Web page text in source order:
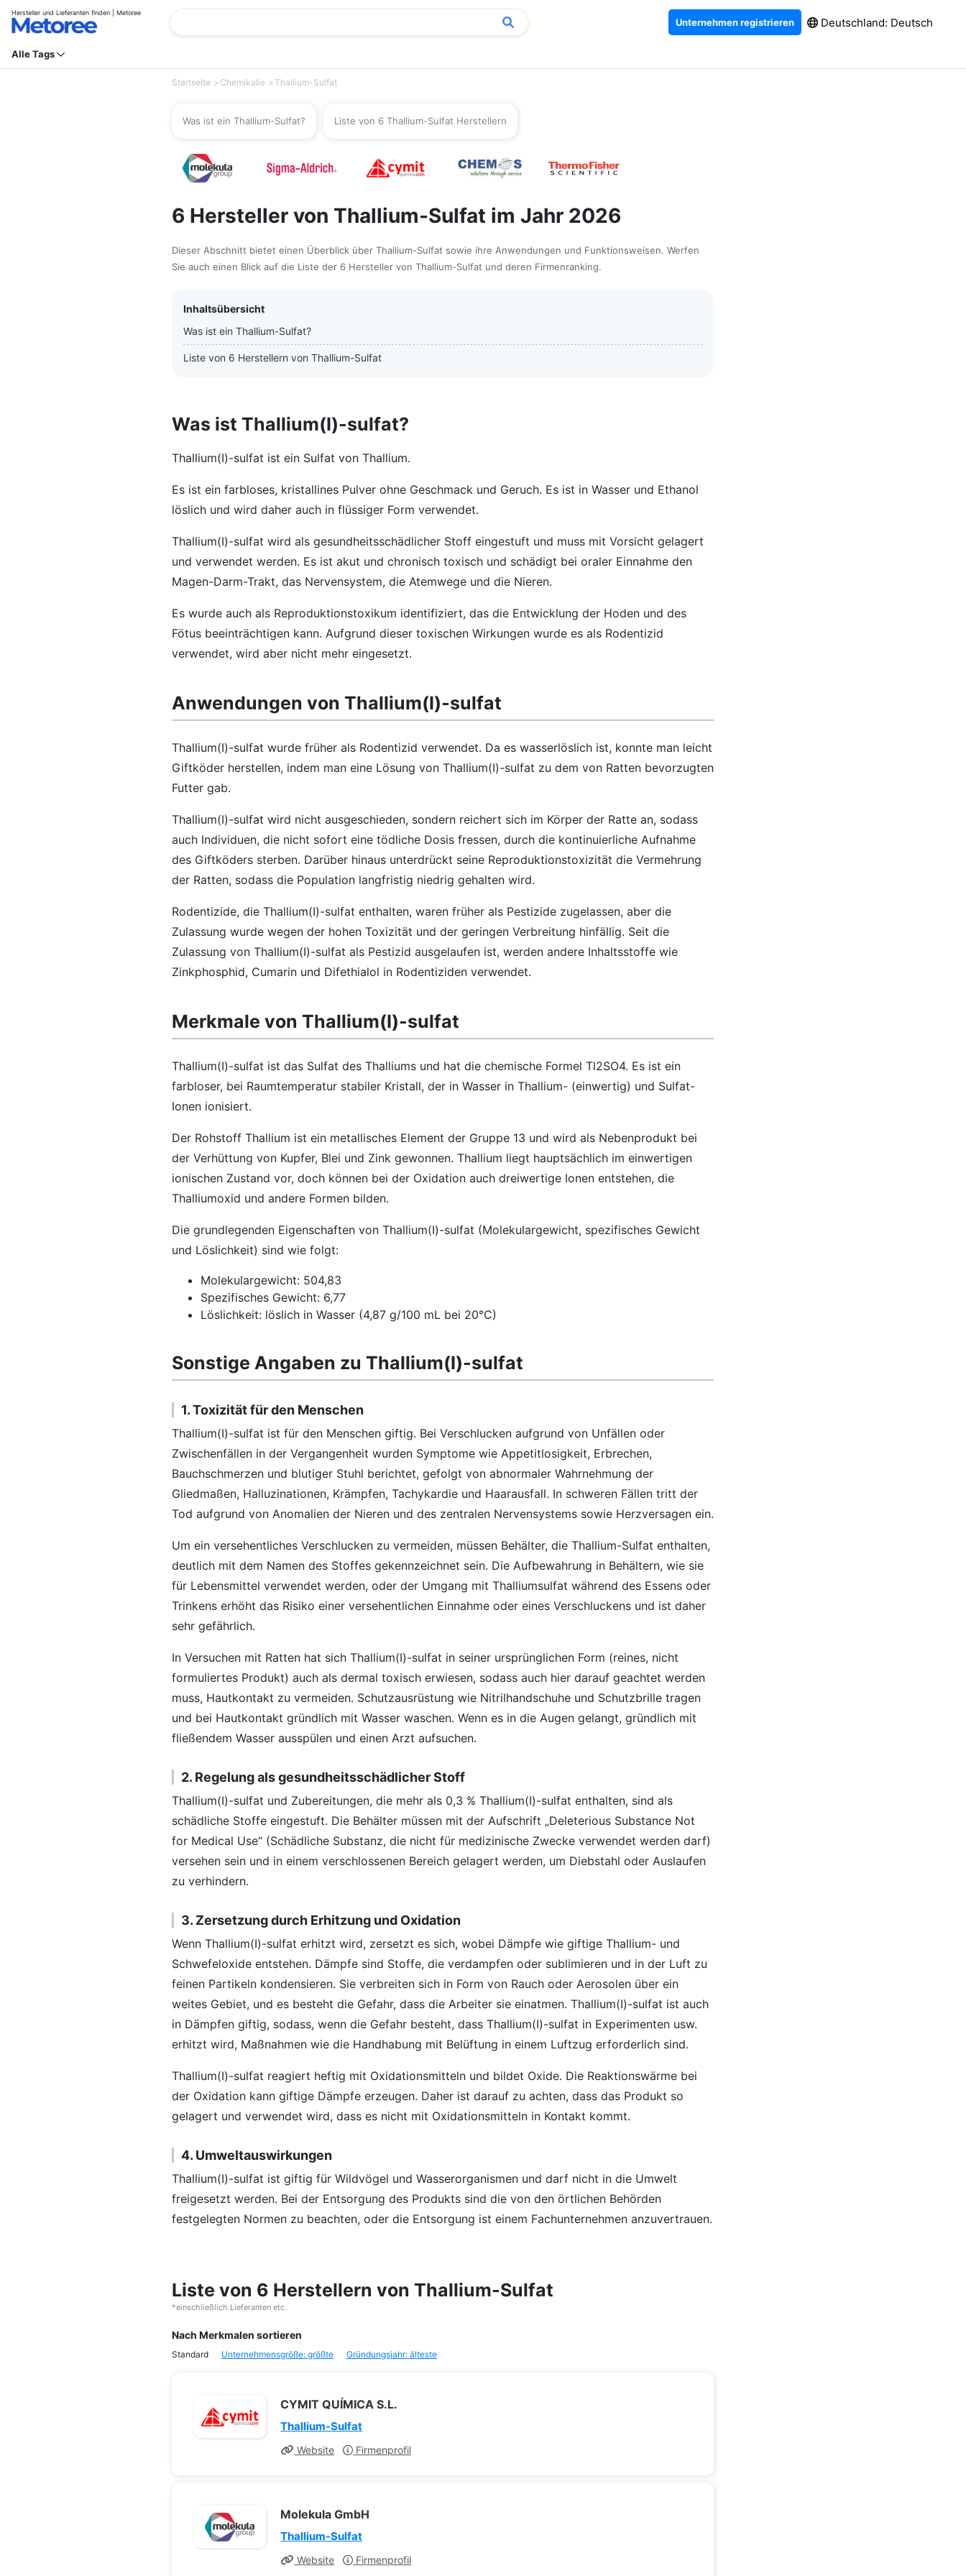
Hersteller und Lieferanten finden | Metoree
Unternehmen registrieren Deutschland: Deutsch
Alle Tags
Startseite Chemikalie Thallium-Sulfat
Was ist ein Thallium-Sulfat? Liste von 6 Thallium-Sulfat Herstellern
6 Hersteller von Thallium-Sulfat im Jahr 2026
Dieser Abschnitt bietet einen Überblick über Thallium-Sulfat sowie ihre Anwendungen und Funktionsweisen. Werfen
Sie auch einen Blick auf die Liste der 6 Hersteller von Thallium-Sulfat und deren Firmenranking.
Inhaltsübersicht
Was ist ein Thallium-Sulfat?
Liste von 6 Herstellern von Thallium-Sulfat
Was ist Thallium(I)-sulfat?
Thallium(I)-sulfat ist ein Sulfat von Thallium.
Es ist ein farbloses, kristallines Pulver ohne Geschmack und Geruch. Es ist in Wasser und Ethanol
löslich und wird daher auch in flüssiger Form verwendet.
Thallium(I)-sulfat wird als gesundheitsschädlicher Stoff eingestuft und muss mit Vorsicht gelagert
und verwendet werden. Es ist akut und chronisch toxisch und schädigt bei oraler Einnahme den
Magen-Darm-Trakt, das Nervensystem, die Atemwege und die Nieren.
Es wurde auch als Reproduktionstoxikum identifiziert, das die Entwicklung der Hoden und des
Fötus beeinträchtigen kann. Aufgrund dieser toxischen Wirkungen wurde es als Rodentizid
verwendet, wird aber nicht mehr eingesetzt.
Anwendungen von Thallium(I)-sulfat
Thallium(I)-sulfat wurde früher als Rodentizid verwendet. Da es wasserlöslich ist, konnte man leicht
Giftköder herstellen, indem man eine Lösung von Thallium(I)-sulfat zu dem von Ratten bevorzugten
Futter gab.
Thallium(I)-sulfat wird nicht ausgeschieden, sondern reichert sich im Körper der Ratte an, sodass
auch Individuen, die nicht sofort eine tödliche Dosis fressen, durch die kontinuierliche Aufnahme
des Giftköders sterben. Darüber hinaus unterdrückt seine Reproduktionstoxizität die Vermehrung
der Ratten, sodass die Population langfristig niedrig gehalten wird.
Rodentizide, die Thallium(I)-sulfat enthalten, waren früher als Pestizide zugelassen, aber die
Zulassung wurde wegen der hohen Toxizität und der geringen Verbreitung hinfällig. Seit die
Zulassung von Thallium(I)-sulfat als Pestizid ausgelaufen ist, werden andere Inhaltsstoffe wie
Zinkphosphid, Cumarin und Difethialol in Rodentiziden verwendet.
Merkmale von Thallium(I)-sulfat
Thallium(I)-sulfat ist das Sulfat des Thalliums und hat die chemische Formel Tl2SO4. Es ist ein
farbloser, bei Raumtemperatur stabiler Kristall, der in Wasser in Thallium- (einwertig) und Sulfat-
Ionen ionisiert.
Der Rohstoff Thallium ist ein metallisches Element der Gruppe 13 und wird als Nebenprodukt bei
der Verhüttung von Kupfer, Blei und Zink gewonnen. Thallium liegt hauptsächlich im einwertigen
ionischen Zustand vor, doch können bei der Oxidation auch dreiwertige Ionen entstehen, die
Thalliumoxid und andere Formen bilden.
Die grundlegenden Eigenschaften von Thallium(I)-sulfat (Molekulargewicht, spezifisches Gewicht
und Löslichkeit) sind wie folgt:
Molekulargewicht: 504,83
Spezifisches Gewicht: 6,77
Löslichkeit: löslich in Wasser (4,87 g/100 mL bei 20°C)
Sonstige Angaben zu Thallium(I)-sulfat
1. Toxizität für den Menschen
Thallium(I)-sulfat ist für den Menschen giftig. Bei Verschlucken aufgrund von Unfällen oder
Zwischenfällen in der Vergangenheit wurden Symptome wie Appetitlosigkeit, Erbrechen,
Bauchschmerzen und blutiger Stuhl berichtet, gefolgt von abnormaler Wahrnehmung der
Gliedmaßen, Halluzinationen, Krämpfen, Tachykardie und Haarausfall. In schweren Fällen tritt der
Tod aufgrund von Anomalien der Nieren und des zentralen Nervensystems sowie Herzversagen ein.
Um ein versehentliches Verschlucken zu vermeiden, müssen Behälter, die Thallium-Sulfat enthalten,
deutlich mit dem Namen des Stoffes gekennzeichnet sein. Die Aufbewahrung in Behältern, wie sie
für Lebensmittel verwendet werden, oder der Umgang mit Thalliumsulfat während des Essens oder
Trinkens erhöht das Risiko einer versehentlichen Einnahme oder eines Verschluckens und ist daher
sehr gefährlich.
In Versuchen mit Ratten hat sich Thallium(I)-sulfat in seiner ursprünglichen Form (reines, nicht
formuliertes Produkt) auch als dermal toxisch erwiesen, sodass auch hier darauf geachtet werden
muss, Hautkontakt zu vermeiden. Schutzausrüstung wie Nitrilhandschuhe und Schutzbrille tragen
und bei Hautkontakt gründlich mit Wasser waschen. Wenn es in die Augen gelangt, gründlich mit
fließendem Wasser ausspülen und einen Arzt aufsuchen.
2. Regelung als gesundheitsschädlicher Stoff
Thallium(I)-sulfat und Zubereitungen, die mehr als 0,3 % Thallium(I)-sulfat enthalten, sind als
schädliche Stoffe eingestuft. Die Behälter müssen mit der Aufschrift „Deleterious Substance Not
for Medical Use“ (Schädliche Substanz, die nicht für medizinische Zwecke verwendet werden darf)
versehen sein und in einem verschlossenen Bereich gelagert werden, um Diebstahl oder Auslaufen
zu verhindern.
3. Zersetzung durch Erhitzung und Oxidation
Wenn Thallium(I)-sulfat erhitzt wird, zersetzt es sich, wobei Dämpfe wie giftige Thallium- und
Schwefeloxide entstehen. Dämpfe sind Stoffe, die verdampfen oder sublimieren und in der Luft zu
feinen Partikeln kondensieren. Sie verbreiten sich in Form von Rauch oder Aerosolen über ein
weites Gebiet, und es besteht die Gefahr, dass die Arbeiter sie einatmen. Thallium(I)-sulfat ist auch
in Dämpfen giftig, sodass, wenn die Gefahr besteht, dass Thallium(I)-sulfat in Experimenten usw.
erhitzt wird, Maßnahmen wie die Handhabung mit Belüftung in einem Luftzug erforderlich sind.
Thallium(I)-sulfat reagiert heftig mit Oxidationsmitteln und bildet Oxide. Die Reaktionswärme bei
der Oxidation kann giftige Dämpfe erzeugen. Daher ist darauf zu achten, dass das Produkt so
gelagert und verwendet wird, dass es nicht mit Oxidationsmitteln in Kontakt kommt.
4. Umweltauswirkungen
Thallium(I)-sulfat ist giftig für Wildvögel und Wasserorganismen und darf nicht in die Umwelt
freigesetzt werden. Bei der Entsorgung des Produkts sind die von den örtlichen Behörden
festgelegten Normen zu beachten, oder die Entsorgung ist einem Fachunternehmen anzuvertrauen.
Liste von 6 Herstellern von Thallium-Sulfat
*einschließlich Lieferanten etc.
Nach Merkmalen sortieren
Standard Unternehmensgröße: größte Gründungsjahr: älteste
CYMIT QUÍMICA S.L.
Thallium-Sulfat
Website Firmenprofil
Molekula GmbH
Thallium-Sulfat
Website Firmenprofil